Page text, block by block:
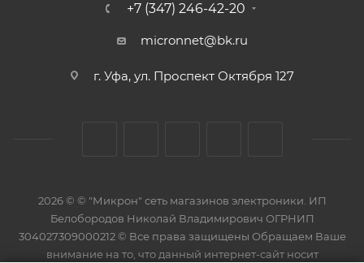
+7 (347) 246-42-20
micronnet@bk.ru
г. Уфа, ул. Проспект Октября 127
2026 © © "Микрон" сеть магазинов электроники. ИП
Белобородов Николай Владимирович ОГРНИП
304027309000212 © Все права защищены Обращаем Ваше
внимание на то, что данный интернет-сайт носит